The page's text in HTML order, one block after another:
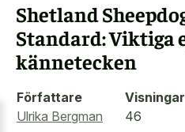
Shetland
Standard: Viktiga
kännetecken
Författare
Ulrika Bergman
Visningar
46